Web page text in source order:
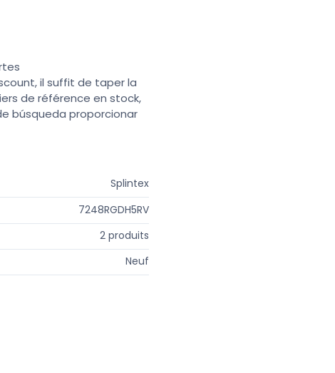
il suffit de taper la
de référence en stock,
búsqueda proporcionar
Splintex
7248RGDH5RV
2 produits
Neuf